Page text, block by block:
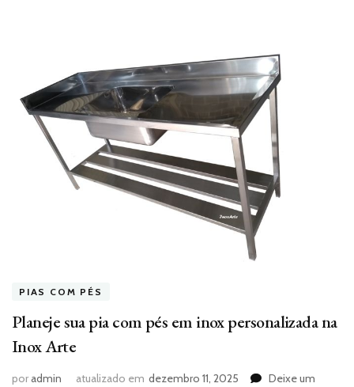
PIAS COM PÉS
Planeje sua pia com pés em inox personalizada na
Inox Arte
poradmin atualizado em dezembro 11, 2025
Deixe um